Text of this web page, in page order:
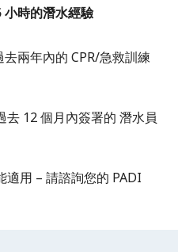
小時的潛水經驗
兩年內的 CPR/急救訓練
去 12 個月內簽署的 潛水員
用 – 請諮詢您的 PADI